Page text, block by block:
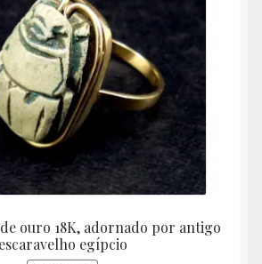
ouro 18K, adornado por antigo
escaravelho egípcio
R$4.400,00.